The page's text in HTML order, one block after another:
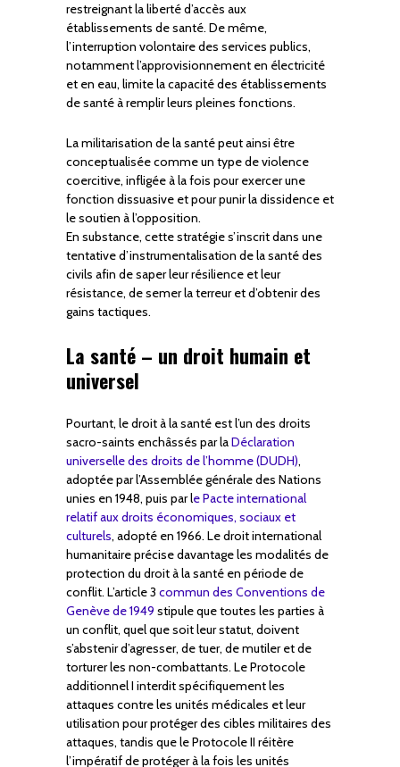
restreignant la liberté d’accès aux
établissements de santé. De même,
l’interruption volontaire des services publics,
notamment l’approvisionnement en électricité
et en eau, limite la capacité des établissements
de santé à remplir leurs pleines fonctions.
La militarisation de la santé peut ainsi être
conceptualisée comme un type de violence
coercitive, infligée à la fois pour exercer une
fonction dissuasive et pour punir la dissidence et
le soutien à l’opposition.
En substance, cette stratégie s’inscrit dans une
tentative d’instrumentalisation de la santé des
civils afin de saper leur résilience et leur
résistance, de semer la terreur et d’obtenir des
gains tactiques.
La santé – un droit humain et
universel
Pourtant, le droit à la santé est l’un des droits
sacro-saints enchâssés par laDéclaration
universelle des droits de l’homme (DUDH),
adoptée par l’Assemblée générale des Nations
unies en 1948, puis par le Pacte international
relatif aux droits économiques, sociaux et
culturels, adopté en 1966. Le droit international
humanitaire précise davantage les modalités de
protection du droit à la santé en période de
conflit. L’article 3 commun des Conventions de
Genève de 1949 stipule que toutes les parties à
un conflit, quel que soit leur statut, doivent
s’abstenir d’agresser, de tuer, de mutiler et de
torturer les non-combattants. Le Protocole
additionnel I interdit spécifiquement les
attaques contre les unités médicales et leur
utilisation pour protéger des cibles militaires des
attaques, tandis que le Protocole II réitère
l’impératif de protéger à la fois les unités